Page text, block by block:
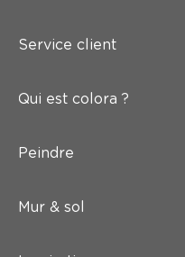
Service client
Qui est colora ?
Peindre
Mur & sol